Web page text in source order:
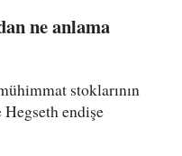
ne anlama
stoklarının
Hegseth endişe